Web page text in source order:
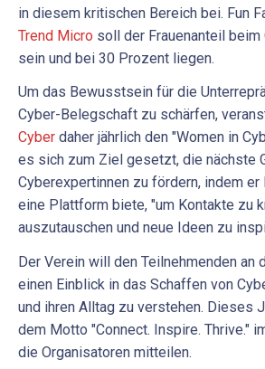
in diesem kritischen Bereich bei. Fun
Trend Micro soll der Frauenanteil
sein und bei 30 Prozent liegen.
Um das Bewusstsein für die
Cyber-Belegschaft zu schärfen,
Cyber daher jährlich den "Women in
es sich zum Ziel gesetzt, die nächste
Cyberexpertinnen zu fördern, indem er
eine Plattform biete, "um Kontakte zu
auszutauschen und neue Ideen zu
Der Verein will den Teilnehmenden an
einen Einblick in das Schaffen von
und ihren Alltag zu verstehen. Dieses
dem Motto "Connect. Inspire. Thrive."
die Organisatoren mitteilen.